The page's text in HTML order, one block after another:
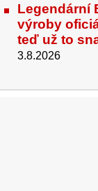
Legendární
výroby
teď už to
3.8.2026